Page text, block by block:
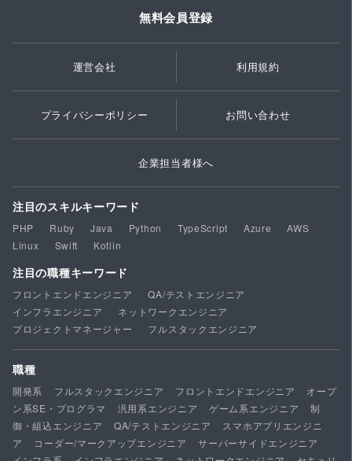
無料会員登録
運営会社 利用規約
プライバシーポリシー お問い合わせ
企業担当者様へ
注目のスキルキーワード
PHP Ruby Java Python TypeScript Azure
AWS
Linux
Swift Kotlin
注目の職種キーワード
フロントエンドエンジニア
QA/テストエンジニア
インフラエンジニア
ネットワークエンジニア
プロジェクトマネージャー
フルスタックエンジニア
職種
開発系 フルスタックエンジニア フロントエンドエンジニア
オープ
ン系SE・プログラマ
汎用系エンジニア ゲーム系エンジニア
制
御・組込エンジニア
QA/テストエンジニア
スマホアプリエンジニ
ア
コーダー/マークアップエンジニア
サーバーサイドエンジニア